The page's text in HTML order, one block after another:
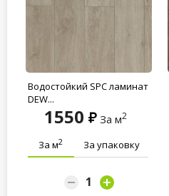
Водостойкий SPC ламинат
DEW...
1550 За м2
За м2 За упаковку